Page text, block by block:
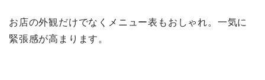
お店の外観だけでなくメニュー表もおしゃれ。一気に
緊張感が高まります。